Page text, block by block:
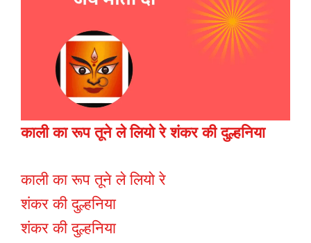
काली का रूप तूने ले लियो रे शंकर की दुल्हनिया
काली का रूप तूने ले लियो रे
शंकर की दुल्हनिया
शंकर की दुल्हनिया